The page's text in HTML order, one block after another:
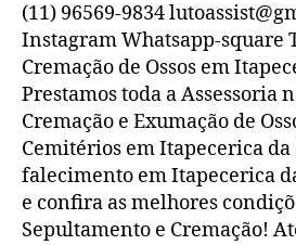
(11) 96569-9834
Instagram Whatsapp-square
Cremação de Ossos em
Prestamos toda a Assessoria
Cremação e Exumação de
Cemitérios em Itapecerica da
falecimento em Itapecerica
e confira as melhores
Sepultamento e Cremação!